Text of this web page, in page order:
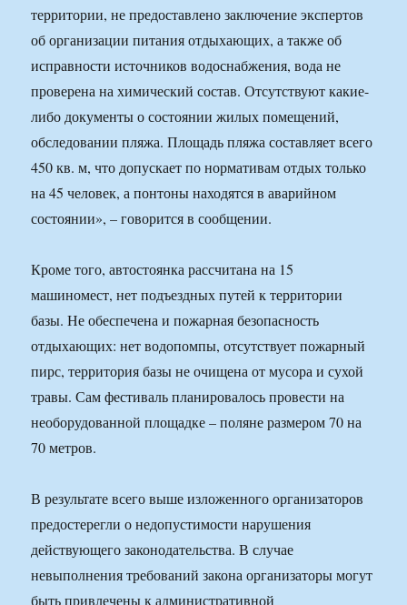
территории, не предоставлено заключение экспертов
об организации питания отдыхающих, а также об
исправности источников водоснабжения, вода не
проверена на химический состав. Отсутствуют какие-
либо документы о состоянии жилых помещений,
обследовании пляжа. Площадь пляжа составляет всего
450 кв. м, что допускает по нормативам отдых только
на 45 человек, а понтоны находятся в аварийном
состоянии», – говорится в сообщении.
Кроме того, автостоянка рассчитана на 15
машиномест, нет подъездных путей к территории
базы. Не обеспечена и пожарная безопасность
отдыхающих: нет водопомпы, отсутствует пожарный
пирс, территория базы не очищена от мусора и сухой
травы. Сам фестиваль планировалось провести на
необорудованной площадке – поляне размером 70 на
70 метров.
В результате всего выше изложенного организаторов
предостерегли о недопустимости нарушения
действующего законодательства. В случае
невыполнения требований закона организаторы могут
быть привлечены к административной